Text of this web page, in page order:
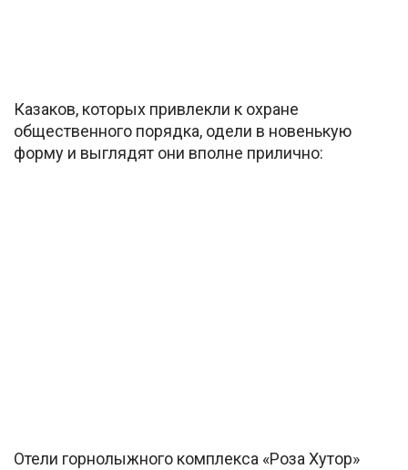
Казаков, которых привлекли к охране
общественного порядка, одели в новенькую
форму и выглядят они вполне прилично:
Отели горнолыжного комплекса «Роза Хутор»